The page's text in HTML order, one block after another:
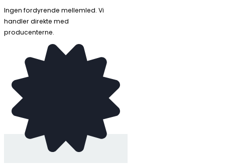
Ingen fordyrende mellemled. Vi
handler direkte med
producenterne.